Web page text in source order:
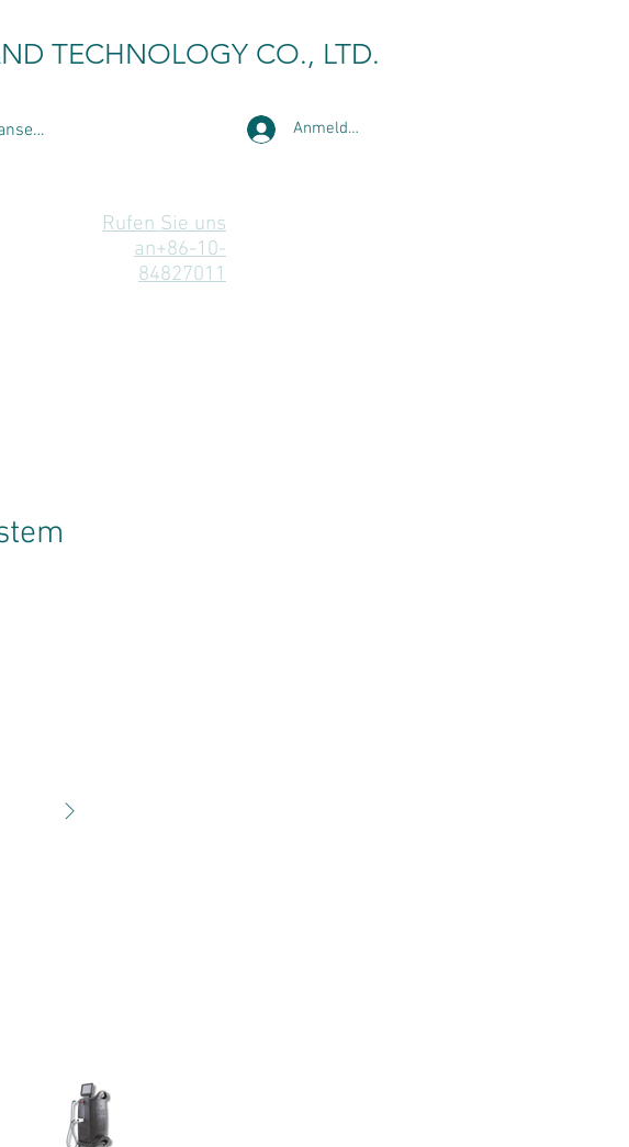
TECHNOLOGY CO., LTD.
Anmelden
Rufen Sie uns
an+86-10-
84827011